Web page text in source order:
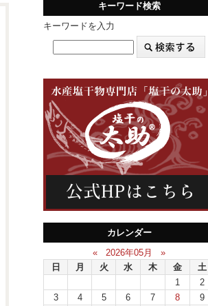
キーワード検索
キーワードを入力
カレンダー
«
2026年05月
»
日
月 火 水 木 金
土
1
2
3
4 5 6 7 8
9